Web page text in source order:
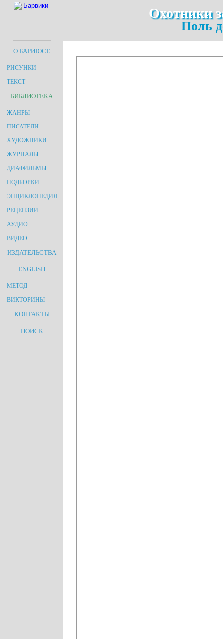
Охотники
Поль
О БАРИЮСЕ
РИСУНКИ
ТЕКСТ
БИБЛИОТЕКА
ЖАНРЫ
ПИСАТЕЛИ
ХУДОЖНИКИ
ЖУРНАЛЫ
ДИАФИЛЬМЫ
ПОДБОРКИ
ЭНЦИКЛОПЕДИЯ
РЕЦЕНЗИИ
АУДИО
ВИДЕО
ИЗДАТЕЛЬСТВА
ENGLISH
МЕТОД
ВИКТОРИНЫ
КОНТАКТЫ
ПОИСК